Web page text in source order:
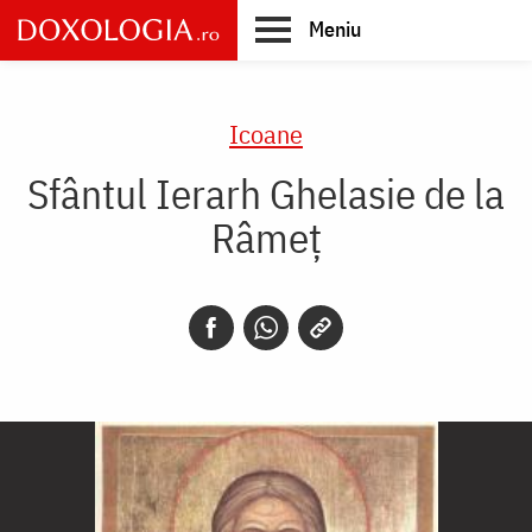
Skip
to
main
Meniu
Icoane
Sfântul Ierarh Ghelasie de la
Râmeț